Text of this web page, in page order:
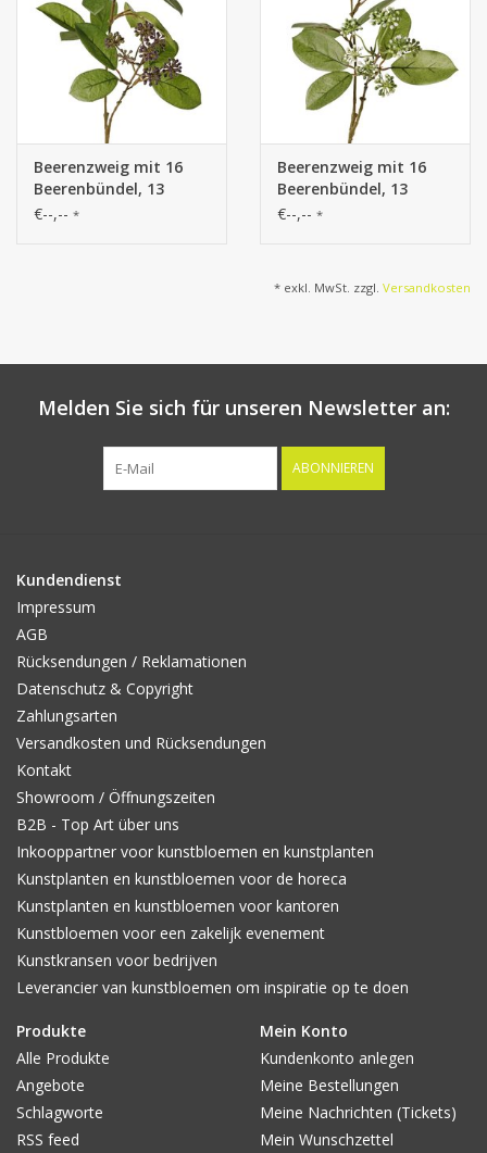
Beerenzweig mit 16
Beerenbündel, 13
Blätter, 2x verzweigt,
€--,-- *
Beerenzweig mit 16
Beerenbündel, 13
Blätter, 2x verzweigt,
€--,-- *
* exkl. MwSt. zzgl. Versandkosten
Melden Sie sich für unseren Newsletter an:
ABONNIEREN
Kundendienst
Impressum
AGB
Rücksendungen / Reklamationen
Datenschutz & Copyright
Zahlungsarten
Versandkosten und Rücksendungen
Kontakt
Showroom / Öffnungszeiten
B2B - Top Art über uns
Inkooppartner voor kunstbloemen en kunstplanten
Kunstplanten en kunstbloemen voor de horeca
Kunstplanten en kunstbloemen voor kantoren
Kunstbloemen voor een zakelijk evenement
Kunstkransen voor bedrijven
Leverancier van kunstbloemen om inspiratie op te doen
Produkte
Alle Produkte
Angebote
Schlagworte
RSS feed
Mein Konto
Kundenkonto anlegen
Meine Bestellungen
Meine Nachrichten (Tickets)
Mein Wunschzettel